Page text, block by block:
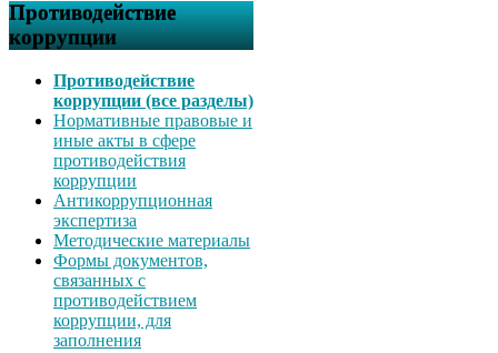
Противодействие
коррупции
Противодействие
коррупции (все разделы)
Нормативные правовые и
иные акты в сфере
противодействия
коррупции
Антикоррупционная
экспертиза
Методические материалы
Формы документов,
связанных с
противодействием
коррупции, для
заполнения